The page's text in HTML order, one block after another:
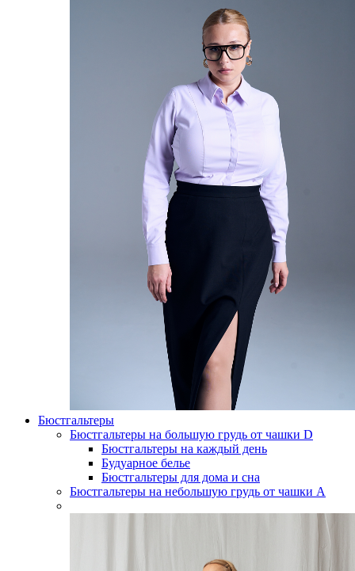
Бюстгальтеры
Бюстгальтеры на большую грудь от чашки D
Бюстгальтеры на каждый день
Будуарное белье
Бюстгальтеры для дома и сна
Бюстгальтеры на небольшую грудь от чашки А